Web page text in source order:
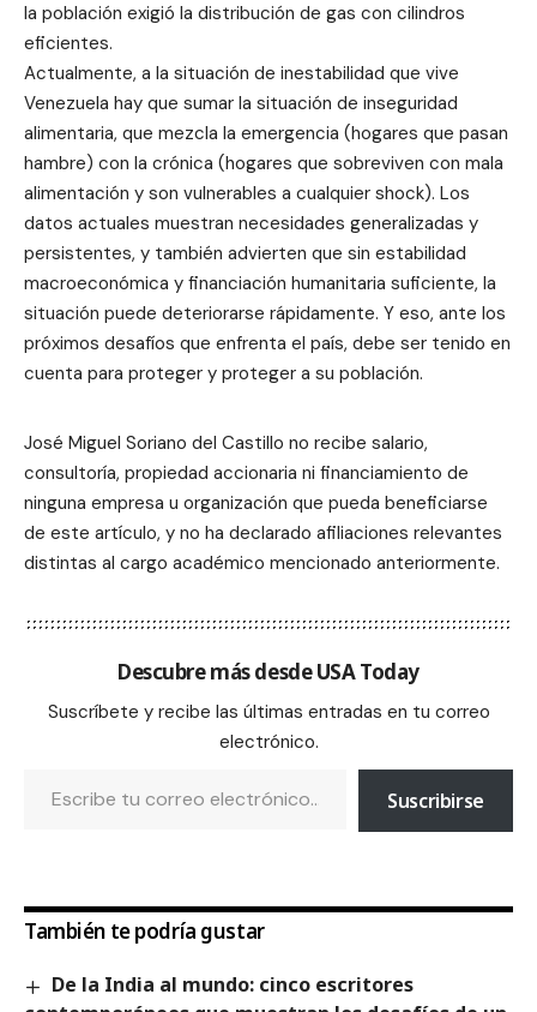
la población exigió la distribución de gas con cilindros
eficientes.
Actualmente, a la situación de inestabilidad que vive
Venezuela hay que sumar la situación de inseguridad
alimentaria, que mezcla la emergencia (hogares que pasan
hambre) con la crónica (hogares que sobreviven con mala
alimentación y son vulnerables a cualquier shock). Los
datos actuales muestran necesidades generalizadas y
persistentes, y también advierten que sin estabilidad
macroeconómica y financiación humanitaria suficiente, la
situación puede deteriorarse rápidamente. Y eso, ante los
próximos desafíos que enfrenta el país, debe ser tenido en
cuenta para proteger y proteger a su población.
José Miguel Soriano del Castillo no recibe salario,
consultoría, propiedad accionaria ni financiamiento de
ninguna empresa u organización que pueda beneficiarse
de este artículo, y no ha declarado afiliaciones relevantes
distintas al cargo académico mencionado anteriormente.
Descubre más desde USA Today
Suscríbete y recibe las últimas entradas en tu correo
electrónico.
Suscribirse
También te podría gustar
De la India al mundo: cinco escritores